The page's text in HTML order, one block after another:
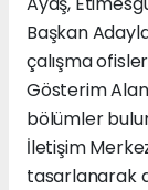
Başkan
çalışma
Gösterim
bölümler
İletişim
tasarlanarak